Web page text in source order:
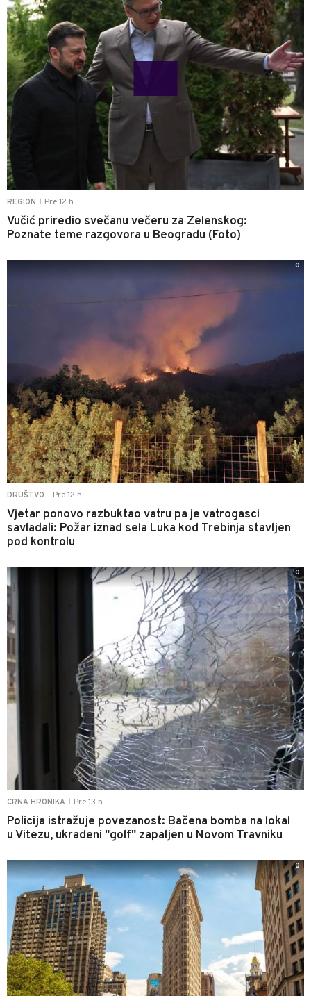
REGION Pre 12 h
Vučić priredio svečanu večeru za Zelenskog:
Poznate teme razgovora u Beogradu (Foto)
DRUŠTVO Pre 12 h
Vjetar ponovo razbuktao vatru pa je vatrogasci
savladali: Požar iznad sela Luka kod Trebinja stavljen
pod kontrolu
0
CRNA HRONIKA Pre 13 h
Policija istražuje povezanost: Bačena bomba na lokal
u Vitezu, ukradeni "golf" zapaljen u Novom Travniku
0
0